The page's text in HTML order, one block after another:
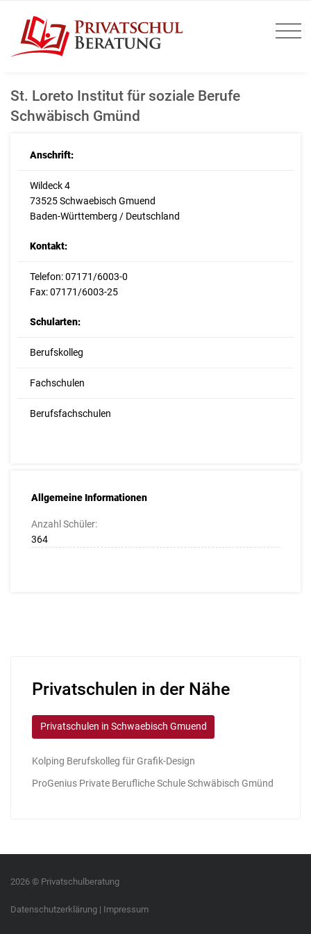
St. Loreto Institut für soziale Berufe
Schwäbisch Gmünd
Anschrift:
Wildeck 4
73525 Schwaebisch Gmuend
Baden-Württemberg / Deutschland
Kontakt:
Telefon: 07171/6003-0
Fax: 07171/6003-25
Schularten:
Berufskolleg
Fachschulen
Berufsfachschulen
Allgemeine Informationen
Anzahl Schüler:
364
Privatschulen in der Nähe
Privatschulen in Schwaebisch Gmuend
Kolping Berufskolleg für Grafik-Design
ProGenius Private Berufliche Schule Schwäbisch Gmünd
2026 © Privatschulberatung
Datenschutzerklärung | Impressum